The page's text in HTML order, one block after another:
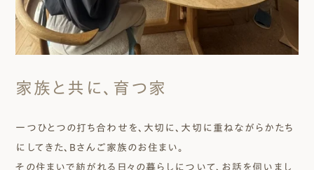
家族と共に、育つ家
一つひとつの打ち合わせを、大切に、大切に重ねながらかたち
にしてきた、Bさんご家族のお住まい。
その住まいで紡がれる日々の暮らしについて、お話を伺いまし